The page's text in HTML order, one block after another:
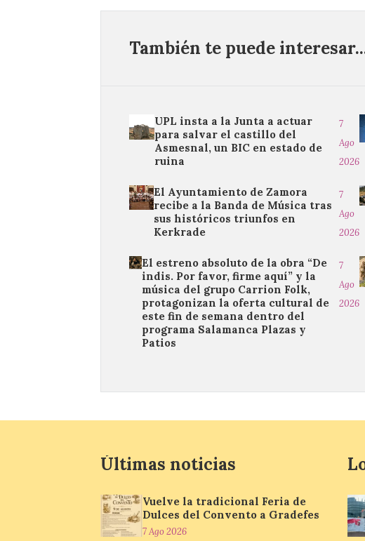
También te puede
UPL insta a la Junta a actuar
para salvar el castillo del
Asmesnal, un BIC en estado de
ruina
7
Ago
2026
El Ayuntamiento de Zamora
recibe a la Banda de Música tras
sus históricos triunfos en
Kerkrade
7
Ago
2026
El estreno absoluto de la obra “De
indis. Por favor, firme aquí” y la
música del grupo Carrion Folk,
protagonizan la oferta cultural de
este fin de semana dentro del
programa Salamanca Plazas y
Patios
7
Ago
2026
Últimas noticias
Vuelve la tradicional Feria de
Dulces del Convento a Gradefes
7 Ago 2026